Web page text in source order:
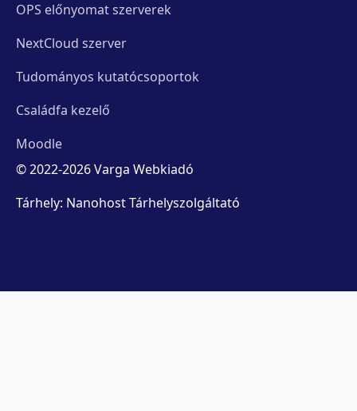
OPS előnyomat szerverek
NextCloud szerver
Tudományos kutatócsoportok
Családfa kezelő
Moodle
© 2022-2026 Varga Webkiadó
Tárhely: Nanohost Tárhelyszolgáltató